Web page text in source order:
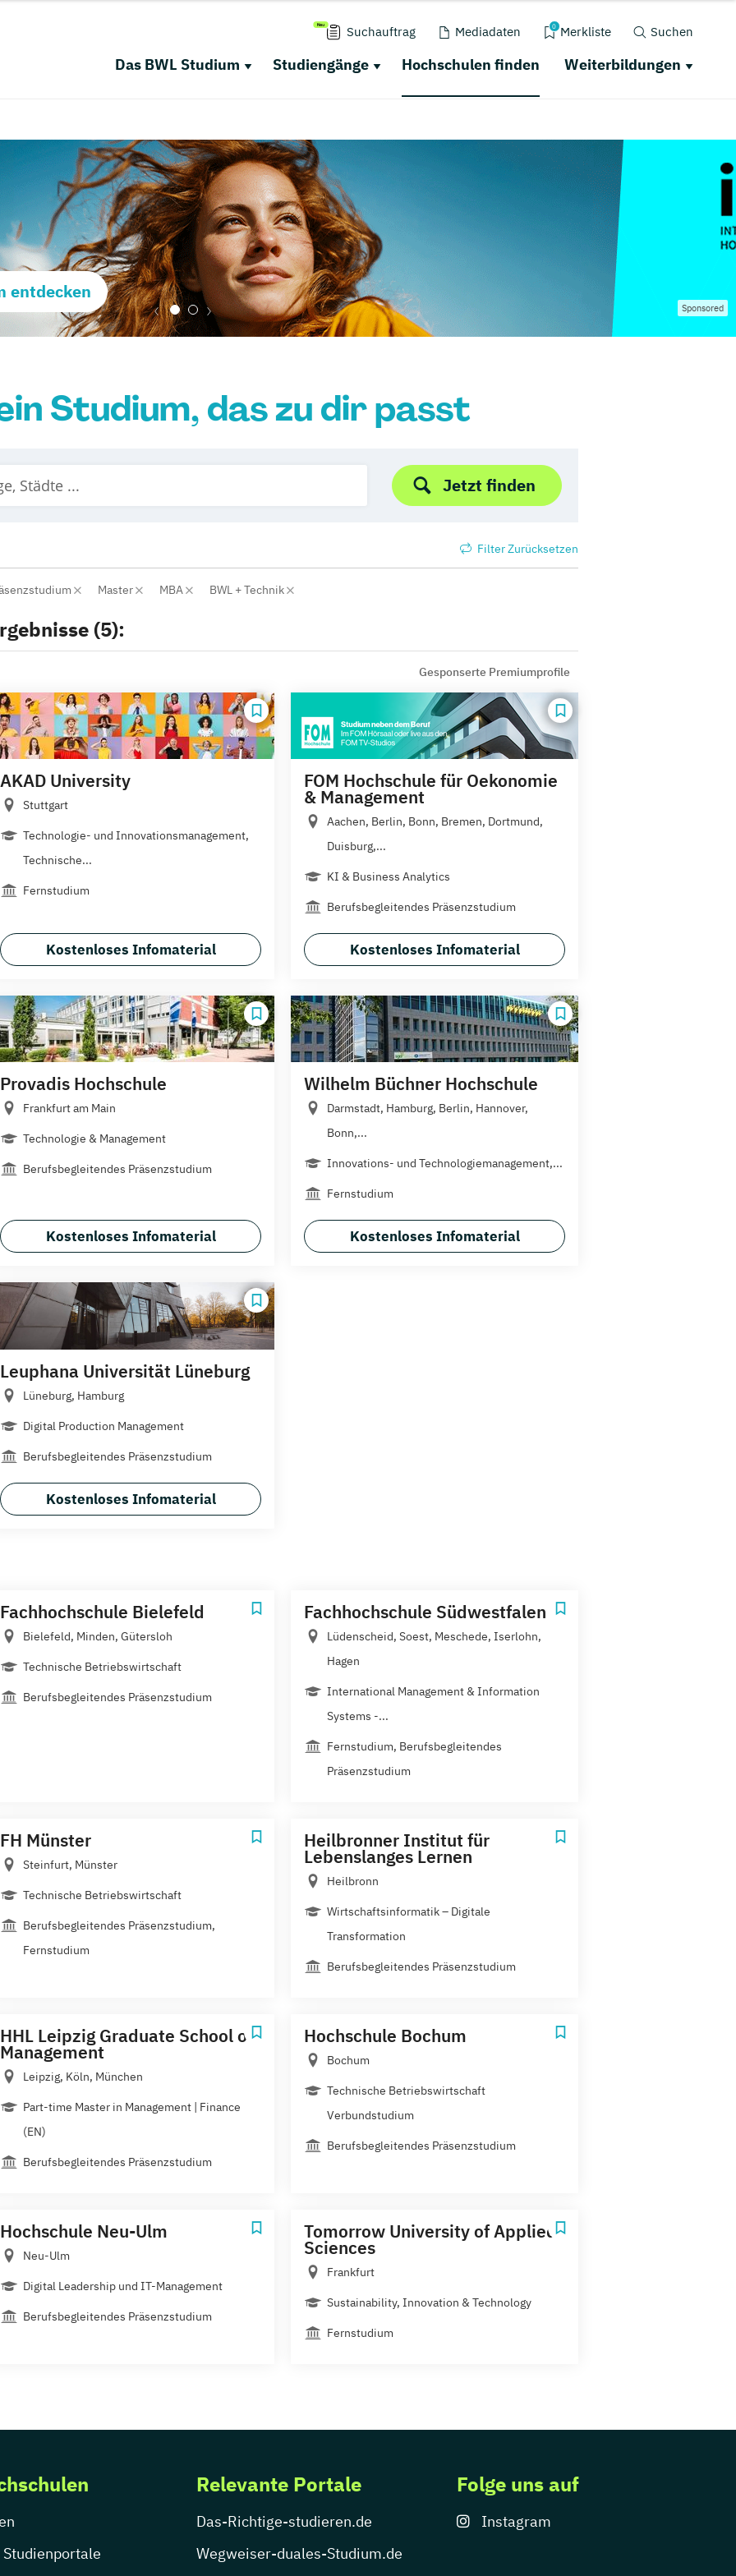
Suchauftrag Mediadaten 0 Merkliste Suchen
Das BWL Studium Studiengänge Hochschulen finden Weiterbildungen
entdecken
Sponsored
Studium, das zu dir passt
Jetzt finden
Filter Zurücksetzen
Master MBA BWL + Technik
(5):
Gesponserte Premiumprofile
AKAD University
Stuttgart
Technologie- und Innovationsmanagement,
Technische...
Fernstudium
Kostenloses Infomaterial
FOM Hochschule für Oekonomie
& Management
Aachen, Berlin, Bonn, Bremen, Dortmund,
Duisburg,...
KI & Business Analytics
Berufsbegleitendes Präsenzstudium
Kostenloses Infomaterial
Provadis Hochschule
Frankfurt am Main
Technologie & Management
Berufsbegleitendes Präsenzstudium
Kostenloses Infomaterial
Wilhelm Büchner Hochschule
Darmstadt, Hamburg, Berlin, Hannover,
Bonn,...
Innovations- und Technologiemanagement,...
Fernstudium
Kostenloses Infomaterial
Leuphana Universität Lüneburg
Lüneburg, Hamburg
Digital Production Management
Berufsbegleitendes Präsenzstudium
Kostenloses Infomaterial
Fachhochschule Bielefeld
Bielefeld, Minden, Gütersloh
Technische Betriebswirtschaft
Berufsbegleitendes Präsenzstudium
Fachhochschule Südwestfalen
Lüdenscheid, Soest, Meschede, Iserlohn,
Hagen
International Management & Information
Systems -...
Fernstudium, Berufsbegleitendes
Präsenzstudium
FH Münster
Steinfurt, Münster
Technische Betriebswirtschaft
Berufsbegleitendes Präsenzstudium,
Fernstudium
Heilbronner Institut für
Lebenslanges Lernen
Heilbronn
Wirtschaftsinformatik – Digitale
Transformation
Berufsbegleitendes Präsenzstudium
HHL Leipzig Graduate School of
Management
Leipzig, Köln, München
Part-time Master in Management | Finance
(EN)
Berufsbegleitendes Präsenzstudium
Hochschule Bochum
Bochum
Technische Betriebswirtschaft
Verbundstudium
Berufsbegleitendes Präsenzstudium
Hochschule Neu-Ulm
Neu-Ulm
Digital Leadership und IT-Management
Berufsbegleitendes Präsenzstudium
Tomorrow University of Applied
Sciences
Frankfurt
Sustainability, Innovation & Technology
Fernstudium
Relevante Portale
Das-Richtige-studieren.de
Wegweiser-duales-Studium.de
Folge uns auf
Instagram